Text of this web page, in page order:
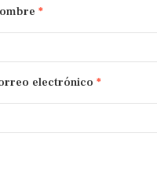
*
electrónico *